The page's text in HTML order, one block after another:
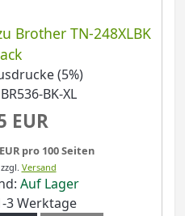
Brother TN-248XLBK
(5%)
BK-XL
EUR
pro 100 Seiten
zzgl. Versand
Auf Lager
3 Werktage